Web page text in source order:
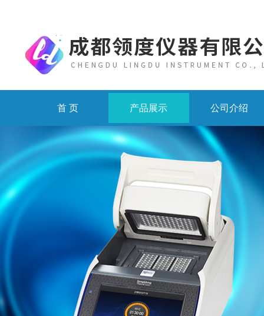
首 页 产品展示 公司介绍